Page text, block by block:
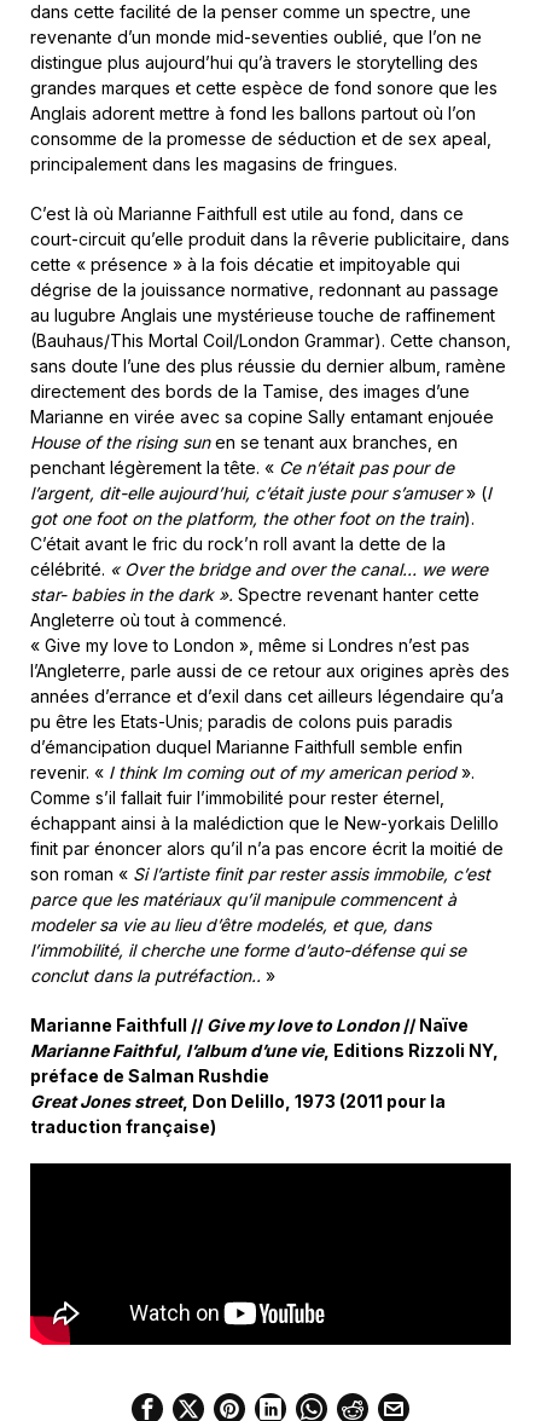
dans cette facilité de la penser comme un spectre, une
revenante d’un monde mid-seventies oublié, que l’on ne
distingue plus aujourd’hui qu’à travers le storytelling des
grandes marques et cette espèce de fond sonore que les
Anglais adorent mettre à fond les ballons partout où l’on
consomme de la promesse de séduction et de sex apeal,
principalement dans les magasins de fringues.
C’est là où Marianne Faithfull est utile au fond, dans ce
court-circuit qu’elle produit dans la rêverie publicitaire, dans
cette « présence » à la fois décatie et impitoyable qui
dégrise de la jouissance normative, redonnant au passage
au lugubre Anglais une mystérieuse touche de raffinement
(Bauhaus/This Mortal Coil/London Grammar). Cette chanson,
sans doute l’une des plus réussie du dernier album, ramène
directement des bords de la Tamise, des images d’une
Marianne en virée avec sa copine Sally entamant enjouée
House of the rising sunen se tenant aux branches, en
penchant légèrement la tête. « Ce n’était pas pour de
l’argent, dit-elle aujourd’hui, c’était juste pour s’amuser» (I
got one foot on the platform, the other foot on the train).
C’était avant le fric du rock’n roll avant la dette de la
célébrité. « Over the bridge and over the canal… we were
star- babies in the dark ». Spectre revenant hanter cette
Angleterre où tout à commencé.
« Give my love to London », même si Londres n’est pas
l’Angleterre, parle aussi de ce retour aux origines après des
années d’errance et d’exil dans cet ailleurs légendaire qu’a
pu être les Etats-Unis; paradis de colons puis paradis
d’émancipation duquel Marianne Faithfull semble enfin
revenir. « I think Im coming out of my american period».
Comme s’il fallait fuir l’immobilité pour rester éternel,
échappant ainsi à la malédiction que le New-yorkais Delillo
finit par énoncer alors qu’il n’a pas encore écrit la moitié de
son roman « Si l’artiste finit par rester assis immobile, c’est
parce que les matériaux qu’il manipule commencent à
modeler sa vie au lieu d’être modelés, et que, dans
l’immobilité, il cherche une forme d’auto-défense qui se
conclut dans la putréfaction.. »
Marianne Faithfull // Give my love to London// Naïve
Marianne Faithful, l’album d’une vie, Editions Rizzoli NY,
préface de Salman Rushdie
Great Jones street, Don Delillo, 1973 (2011 pour la
traduction française)